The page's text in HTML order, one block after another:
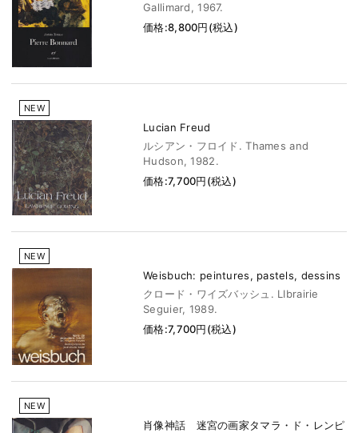
Gallimard, 1967.
価格:8,800円(税込)
NEW
Lucian Freud
ルシアン・フロイド. Thames and
Hudson, 1982.
価格:7,700円(税込)
NEW
Weisbuch: peintures, pastels, dessins
クロード・ワイズバッシュ. LIbrairie
Seguier, 1989.
価格:7,700円(税込)
NEW
肖像神話 迷宮の画家タマラ・ド・レンピ